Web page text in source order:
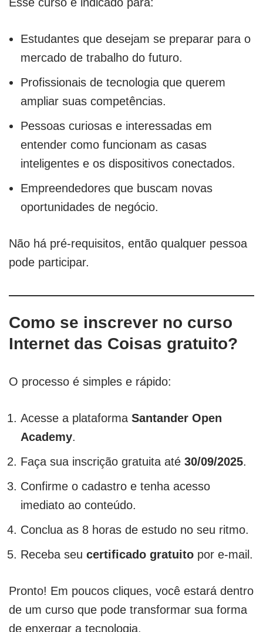
Estudantes que desejam se preparar para o
mercado de trabalho do futuro.
Profissionais de tecnologia que querem
ampliar suas competências.
Pessoas curiosas e interessadas em
entender como funcionam as casas
inteligentes e os dispositivos conectados.
Empreendedores que buscam novas
oportunidades de negócio.
Não há pré-requisitos, então qualquer pessoa
pode participar.
Como se inscrever no curso
Internet das Coisas gratuito?
O processo é simples e rápido:
Acesse a plataforma Santander Open
Academy.
Faça sua inscrição gratuita até 30/09/2025.
Confirme o cadastro e tenha acesso
imediato ao conteúdo.
Conclua as 8 horas de estudo no seu ritmo.
Receba seu certificado gratuito por e-mail.
Pronto! Em poucos cliques, você estará dentro
de um curso que pode transformar sua forma
de enxergar a tecnologia.